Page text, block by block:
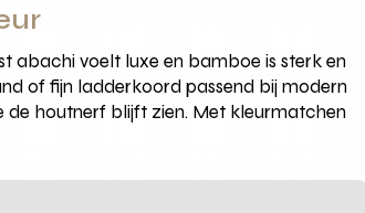
abachi voelt luxe en bamboe is sterk en
of fijn ladderkoord passend bij modern
de houtnerf blijft zien. Met kleurmatchen